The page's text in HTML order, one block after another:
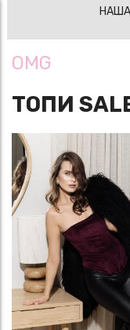
OMG
ТОПИ